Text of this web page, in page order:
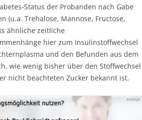
Status der Probanden nach Gabe
(u.a. Trehalose, Mannose, Fructose,
ähnliche zeitliche
hier zum Insulinstoffwechsel
und den Befunden aus dem
wie wenig bisher über den Stoffwechsel
nicht beachteten Zucker bekannt ist.